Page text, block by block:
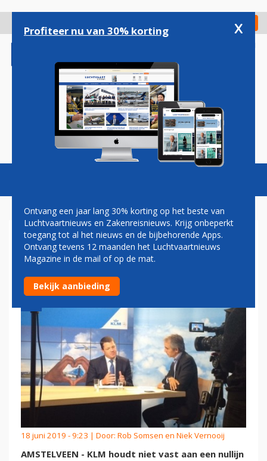
gaan
Check in
Magazine Podcasts Vacatures
ELBERS: KLM GAAT NIET
VOOR NULLIJN
18 juni 2019 - 9:23 | Door: Rob Somsen en Niek Vernooij
AMSTELVEEN - KLM houdt niet vast aan een nullijn
Profiteer nu van 30% korting x
Ontvang een jaar lang 30% korting op het beste van
Luchtvaartnieuws en Zakenreisnieuws. Krijg onbeperkt
toegang tot al het nieuws en de bijbehorende Apps.
Ontvang tevens 12 maanden het Luchtvaartnieuws
Magazine in de mail of op de mat.
Bekijk aanbieding